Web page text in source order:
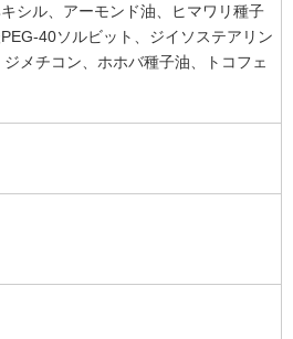
シル、アーモンド油、ヒマワリ種子
40ソルビット、ジイソステアリン
メチコン、ホホバ種子油、トコフェ